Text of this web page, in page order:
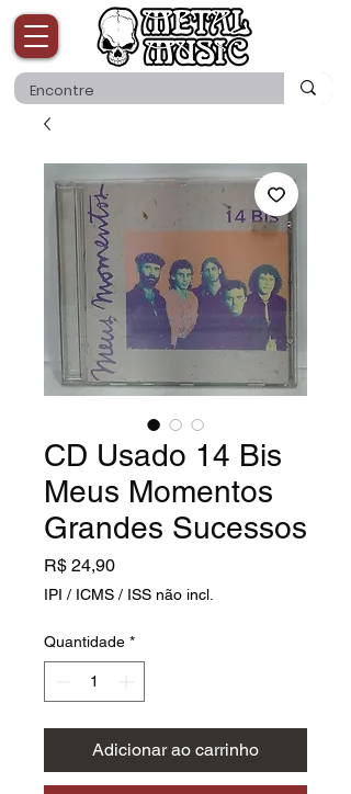
CD Usado 14 Bis
Meus Momentos
Grandes Sucessos
R$ 24,90Preço
IPI / ICMS / ISS não incl.
Quantidade *
Adicionar ao carrinho